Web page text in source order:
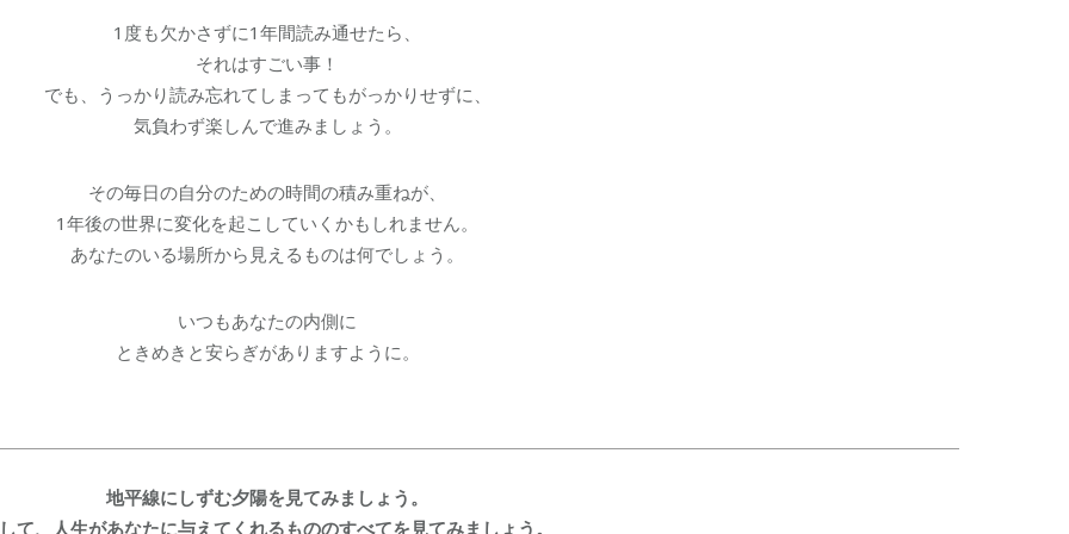
1度も欠かさずに1年間読み通せたら、
それはすごい事！
でも、うっかり読み忘れてしまってもがっかりせずに、
気負わず楽しんで進みましょう。
その毎日の自分のための時間の積み重ねが、
1年後の世界に変化を起こしていくかもしれません。
あなたのいる場所から見えるものは何でしょう。
いつもあなたの内側に
ときめきと安らぎがありますように。
地平線にしずむ夕陽を見てみましょう。
て、人生があなたに与えてくれるもののすべてを見てみましょう。